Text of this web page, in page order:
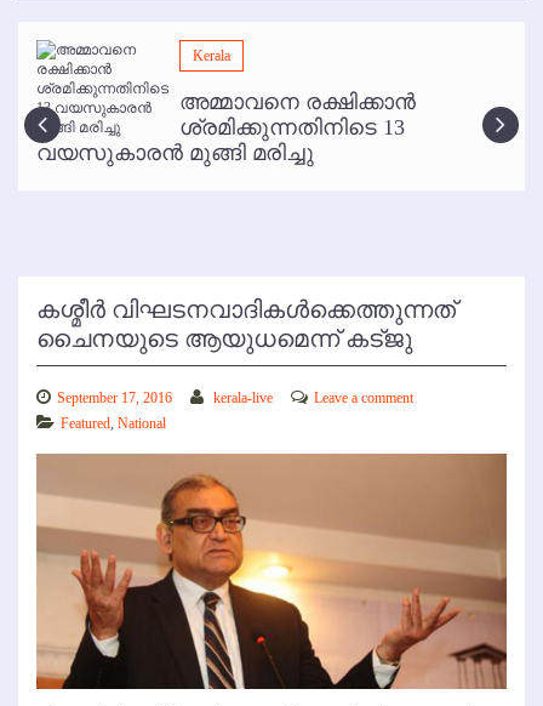
മമ്പുറം ആണ്ടു നേര്‍ച്ച ജൂണ്‍ 17 മുതല്‍
ഇനി രമേശ് പിഷാരടി സ്റ്റേജ് ഷോകള്‍ക്ക് ഇല്ല
കോഴിക്കോട് വിമാനത്താവളത്തില്‍ അനധികൃത പാര്‍ക്കിംഗ് പിരിവ് :
പരാതി തള്ളി
Kerala
അമ്മാവനെ രക്ഷിക്കാന്‍
ശ്രമിക്കുന്നതിനിടെ 13
വയസുകാരന്‍ മുങ്ങി മരിച്ചു
കശ്മീര്‍ വിഘടനവാദികള്‍ക്കെത്തുന്നത്
ചൈനയുടെ ആയുധമെന്ന് കട്ജു
September 17, 2016 kerala-live
Leave a comment
Featured National